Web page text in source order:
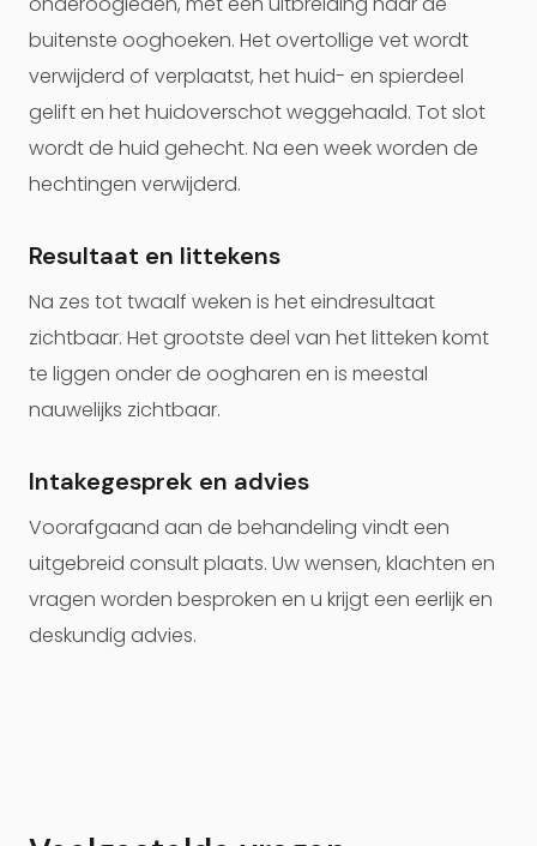
buitenste ooghoeken. Het overtollige vet wordt
verwijderd of verplaatst, het huid- en spierdeel
gelift en het huidoverschot weggehaald. Tot slot
wordt de huid gehecht. Na een week worden de
hechtingen verwijderd.
Resultaat en littekens
Na zes tot twaalf weken is het eindresultaat
zichtbaar. Het grootste deel van het litteken komt
te liggen onder de oogharen en is meestal
nauwelijks zichtbaar.
Intakegesprek en advies
Voorafgaand aan de behandeling vindt een
uitgebreid consult plaats. Uw wensen, klachten en
vragen worden besproken en u krijgt een eerlijk en
deskundig advies.